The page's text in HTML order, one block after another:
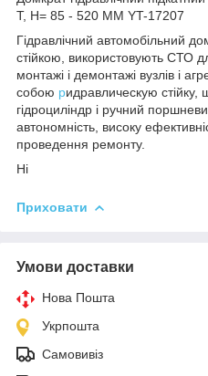
Т, H= 85 - 520 ММ YT-17207
Гідравлічний автомобільний
стійкою, використовують СТО
монтажі і демонтажі вузлів і
собою ридравлическую
гідроциліндр і ручний
автономність, високу
проведення ремонту.
Ні
Приховати
Умови доставки
Нова Пошта
Укрпошта
Самовивіз